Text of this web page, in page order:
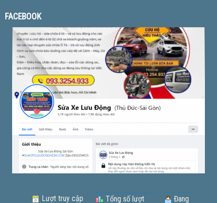
FACEBOOK
Lượt truy cập Tổng số lượt Đang